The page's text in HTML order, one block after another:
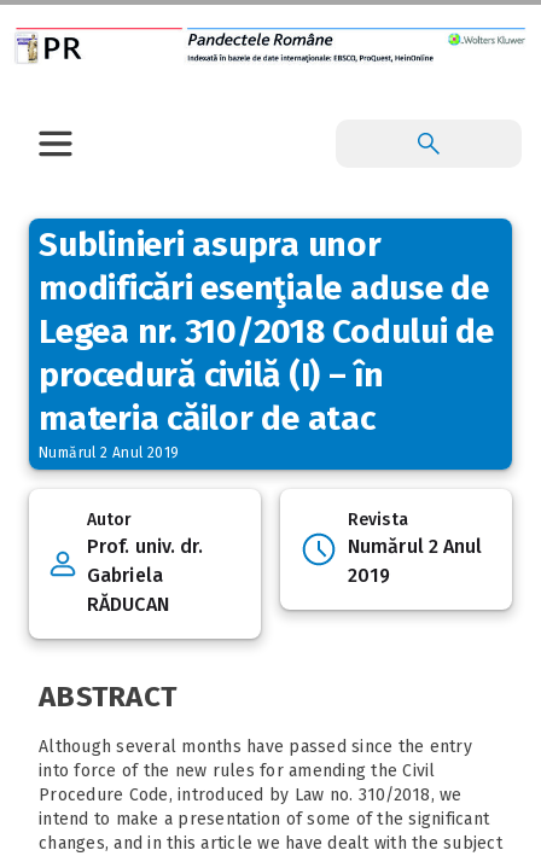
Sublinieri asupra unor
modificări esenţiale aduse de
Legea nr. 310/2018 Codului de
procedură civilă (I) – în
materia căilor de atac
Numărul 2 Anul 2019
Autor
Prof. univ. dr.
Gabriela
RĂDUCAN
Revista
Numărul 2 Anul
2019
ABSTRACT
Although several months have passed since the entry
into force of the new rules for amending the Civil
Procedure Code, introduced by Law no. 310/2018, we
intend to make a presentation of some of the significant
changes, and in this article we have dealt with the subject